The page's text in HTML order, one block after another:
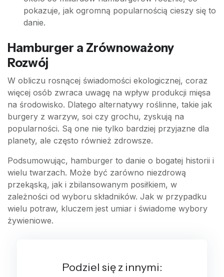
pokazuje, jak ogromną popularnością cieszy się to
danie.
Hamburger a Zrównoważony
Rozwój
W obliczu rosnącej świadomości ekologicznej, coraz
więcej osób zwraca uwagę na wpływ produkcji mięsa
na środowisko. Dlatego alternatywy roślinne, takie jak
burgery z warzyw, soi czy grochu, zyskują na
popularności. Są one nie tylko bardziej przyjazne dla
planety, ale często również zdrowsze.
Podsumowując, hamburger to danie o bogatej historii i
wielu twarzach. Może być zarówno niezdrową
przekąską, jak i zbilansowanym posiłkiem, w
zależności od wyboru składników. Jak w przypadku
wielu potraw, kluczem jest umiar i świadome wybory
żywieniowe.
Podziel się z innymi: